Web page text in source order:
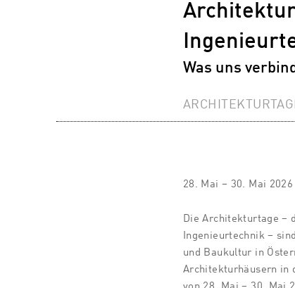
Was uns
28. Mai – 30. Mai 2026
Die Architekturtage –
Ingenieurtechnik –
und Baukultur in
Architekturhäusern in